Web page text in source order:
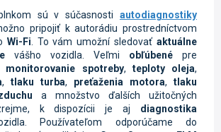
sú v súčasnosti autodiagnostiky
pripojiť k autorádiu prostredníctvom
Wi-Fi . To vám umožní sledovaťaktuálne
vášho vozidla. Veľmi obľúbené pre
monitorovanie spotreby, teploty oleja,
, tlaku turba, preťaženia motora, tlaku
a množstvo ďalších užitočných
k dispozícii je aj diagnostika
Používateľom odporúčame do